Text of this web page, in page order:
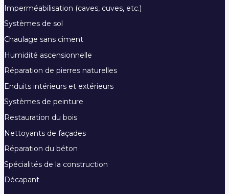
Imperméabilisation (caves, cuves, etc.)
Systèmes de sol
Chaulage sans ciment
Humidité ascensionnelle
Réparation de pierres naturelles
Enduits intérieurs et extérieurs
Systèmes de peinture
Restauration du bois
Nettoyants de façades
Réparation du béton
Spécialités de la construction
Décapant